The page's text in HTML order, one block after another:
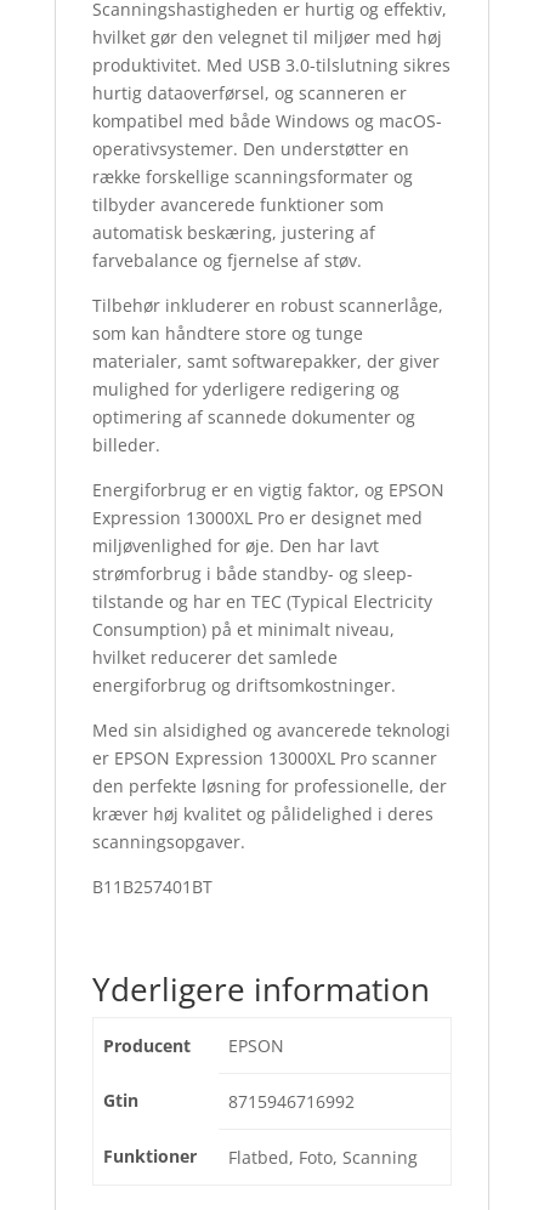
Scanningshastigheden er hurtig og effektiv,
hvilket gør den velegnet til miljøer med høj
produktivitet. Med USB 3.0-tilslutning sikres
hurtig dataoverførsel, og scanneren er
kompatibel med både Windows og macOS-
operativsystemer. Den understøtter en
række forskellige scanningsformater og
tilbyder avancerede funktioner som
automatisk beskæring, justering af
farvebalance og fjernelse af støv.
Tilbehør inkluderer en robust scannerlåge,
som kan håndtere store og tunge
materialer, samt softwarepakker, der giver
mulighed for yderligere redigering og
optimering af scannede dokumenter og
billeder.
Energiforbrug er en vigtig faktor, og EPSON
Expression 13000XL Pro er designet med
miljøvenlighed for øje. Den har lavt
strømforbrug i både standby- og sleep-
tilstande og har en TEC (Typical Electricity
Consumption) på et minimalt niveau,
hvilket reducerer det samlede
energiforbrug og driftsomkostninger.
Med sin alsidighed og avancerede teknologi
er EPSON Expression 13000XL Pro scanner
den perfekte løsning for professionelle, der
kræver høj kvalitet og pålidelighed i deres
scanningsopgaver.
B11B257401BT
Yderligere information
Producent EPSON
Gtin 8715946716992
Funktioner Flatbed, Foto, Scanning